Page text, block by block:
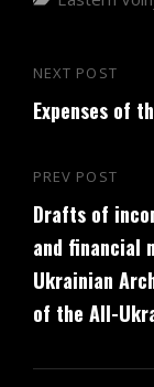
Post
navigation
Previous
Post
PREV POST
Drafts of
and financial
Ukrainian
of the All-
Next
Post
NEXT POST
Expenses of